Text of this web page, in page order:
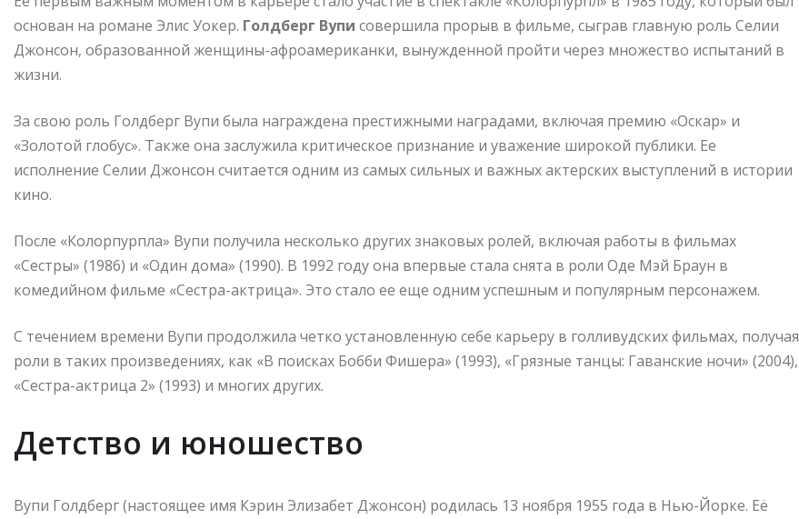
основан на романе Элис Уокер. Голдберг Вупи совершила прорыв в фильме, сыграв главную роль Селии
Джонсон, образованной женщины-афроамериканки, вынужденной пройти через множество испытаний в
жизни.
За свою роль Голдберг Вупи была награждена престижными наградами, включая премию «Оскар» и
«Золотой глобус». Также она заслужила критическое признание и уважение широкой публики. Ее
исполнение Селии Джонсон считается одним из самых сильных и важных актерских выступлений в истории
кино.
После «Колорпурпла» Вупи получила несколько других знаковых ролей, включая работы в фильмах
«Сестры» (1986) и «Один дома» (1990). В 1992 году она впервые стала снята в роли Оде Мэй Браун в
комедийном фильме «Сестра-актрица». Это стало ее еще одним успешным и популярным персонажем.
С течением времени Вупи продолжила четко установленную себе карьеру в голливудских фильмах, получая
роли в таких произведениях, как «В поисках Бобби Фишера» (1993), «Грязные танцы: Гаванские ночи» (2004),
«Сестра-актрица 2» (1993) и многих других.
Детство и юношество
Вупи Голдберг (настоящее имя Кэрин Элизабет Джонсон) родилась 13 ноября 1955 года в Нью-Йорке. Её